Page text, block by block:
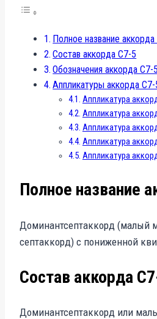
Полное название аккорда
Состав аккорда C7-5
Обозначения аккорда C7-5
Аппликатуры аккорда C7-
Аппликатура
Аппликатура
Аппликатура
Аппликатура
Аппликатура
Полное название
Доминантсептаккорд (малый
септаккорд) с пониженной
Состав аккорда
Доминантсептаккорд или